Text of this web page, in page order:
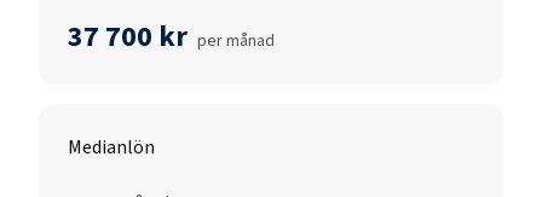
37 700 kr per månad
Medianlön